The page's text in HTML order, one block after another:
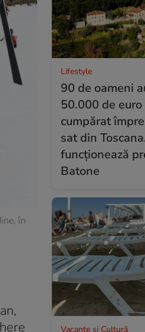
în
Lifestyle
90 de oameni
50.000 de euro
cumpărat
sat din
funcționează
Batone
Vacanțe și Cultură